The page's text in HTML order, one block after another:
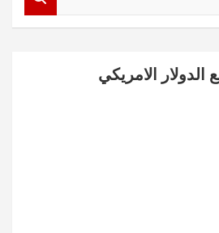
الدولار الامريكي